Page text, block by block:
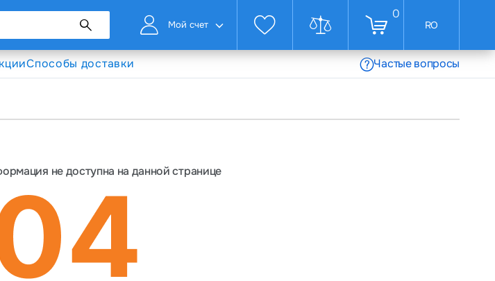
Мой счет
0
RO
Способы доставки Частые вопросы
не доступна на данной странице